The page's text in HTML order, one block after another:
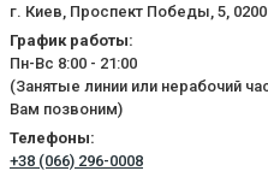
г. Киев, Проспект Победы, 5,
График работы:
Пн-Вс 8:00 - 21:00
(Занятые линии или нерабочий
Вам позвоним)
Телефоны:
+38 (066) 296-0008